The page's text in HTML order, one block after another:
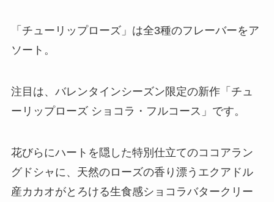
「チューリップローズ」は全3種のフレーバーをア
ソート。
注目は、バレンタインシーズン限定の新作「チュ
ーリップローズ ショコラ・フルコース」です。
花びらにハートを隠した特別仕立てのココアラン
グドシャに、天然のローズの香り漂うエクアドル
産カカオがとろける生食感ショコラバタークリー